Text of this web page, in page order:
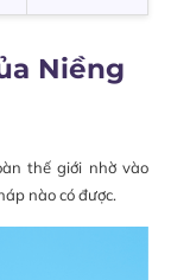
Niềng
thế giới nhờ vào
nào có được.